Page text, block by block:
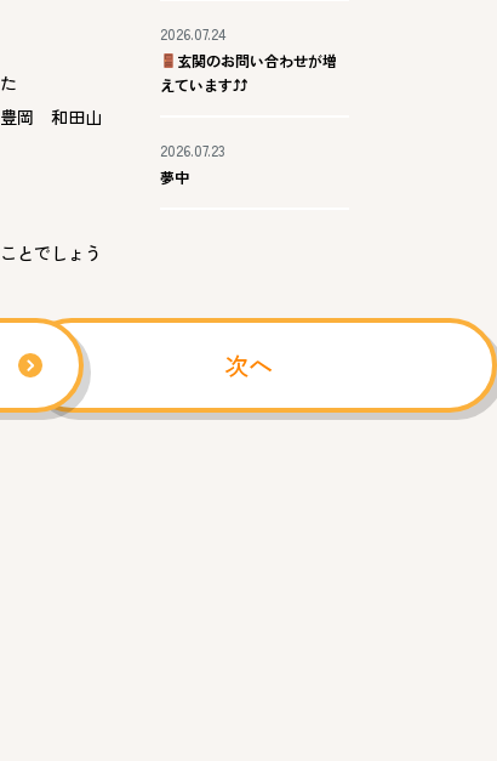
岡 和田山
とでしょう
次へ
2026.07.24
玄関のお問い合わせが増
えています⤴⤴
2026.07.23
夢中